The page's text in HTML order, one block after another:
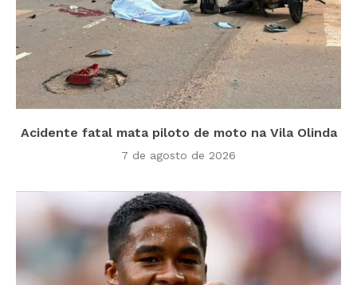
Acidente fatal mata piloto de moto na Vila Olinda
7 de agosto de 2026